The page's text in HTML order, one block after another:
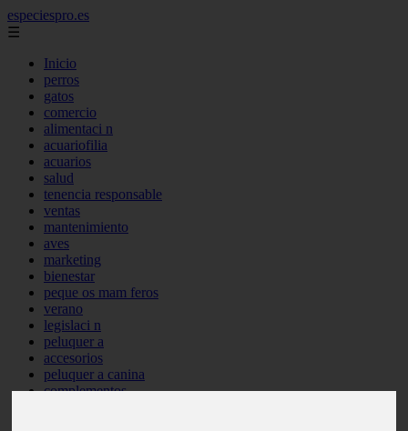
especiespro.es
☰
Inicio
perros
gatos
comercio
alimentaci n
acuariofilia
acuarios
salud
tenencia responsable
ventas
mantenimiento
aves
marketing
bienestar
peque os mam feros
verano
legislaci n
peluquer a
accesorios
peluquer a canina
complementos